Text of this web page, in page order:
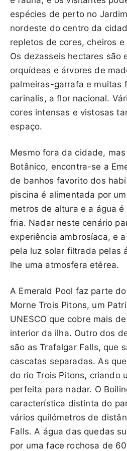
espécies de perto no
nordeste do centro da
repletos de cores, cheiros
Os dezasseis hectares são
orquídeas e árvores de
palmeiras-garrafa e muitas
carinalis, a flor nacional.
cores intensas e vistosas
espaço.
Mesmo fora da cidade,
Botânico, encontra-se a
de banhos favorito dos
piscina é alimentada por
metros de altura e a água
fria. Nadar neste cenário
experiência ambrosíaca, e
pela luz solar filtrada pelas
lhe uma atmosfera etérea.
A Emerald Pool faz parte
Morne Trois Pitons, um
UNESCO que cobre mais
interior da ilha. Outro dos
são as Trafalgar Falls, que
cascatas separadas. As
do rio Trois Pitons, criando
perfeita para nadar. O
característica distinta do
vários quilómetros de
Falls. A água das quedas
por uma face rochosa de